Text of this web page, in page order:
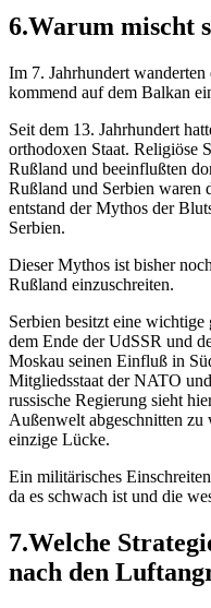
6.Warum mischt
Im 7. Jahrhundert
kommend auf dem Balkan
Seit dem 13. Jahrhundert
orthodoxen Staat. Religiöse
Rußland und beeinflußten
Rußland und Serbien waren
entstand der Mythos der
Serbien.
Dieser Mythos ist bisher
Rußland einzuschreiten.
Serbien besitzt eine
dem Ende der UdSSR und
Moskau seinen Einfluß in
Mitgliedsstaat der NATO
russische Regierung sieht
Außenwelt abgeschnitten
einzige Lücke.
Ein militärisches
da es schwach ist und die
7.Welche
nach den